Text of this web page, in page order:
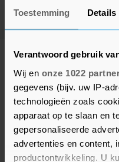
Toestemming Details
Verantwoord gebruik
Wij en onze 1022
gegevens (bijv. uw IP-
technologieën zoals
apparaat op te slaan en
gepersonaliseerde
advertenties en content,
productontwikkeling. U
Meer uit Vlissingen
Caravan volledig
Commandoweg in
8 maanden geleden